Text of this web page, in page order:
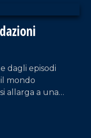
dagli episodi
mondo
allarga a una
sociale